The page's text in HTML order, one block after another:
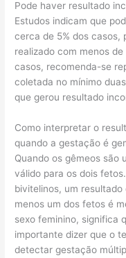
Pode haver resultado
Estudos indicam que
cerca de 5% dos casos,
realizado com menos
casos, recomenda-se
coletada no mínimo
que gerou resultado
Como interpretar o
quando a gestação é
Quando os gêmeos são
válido para os dois
bivitelinos, um
menos um dos fetos é
sexo feminino, significa
importante dizer que o
detectar gestação